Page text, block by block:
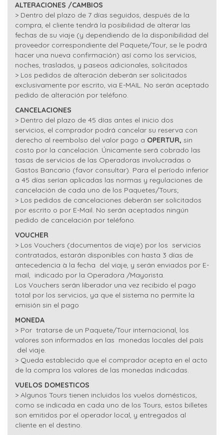
ALTERACIONES /CAMBIOS
> Dentro del plazo de 7 días seguidos, después de la
compra, el cliente tendrá la posibilidad de alterar las
fechas de su viaje (y dependiendo de la disponibilidad del
proveedor correspondiente del Paquete/Tour, se le podrá
hacer una nueva confirmación) así como los servicios,
noches, traslados, y paseos adicionales, solicitados
> Los pedidos de alteración deberán ser solicitados
exclusivamente por escrito, via E-MAIL. No serán aceptado
pedido de alteración por teléfono.
CANCELACIONES
> Dentro del plazo de 45 días antes el inicio dos
servicios, el comprador podrá cancelar su reserva con
derecho al reembolso del valor pago a OPERTUR, sin
costo por la cancelación. Únicamente será cobrado las
tasas de servicios de las Operadoras involucradas o
Gastos Bancario (favor consultar). Para el período inferior
a 45 días serían aplicadas las normas y regulaciones de
cancelación de cada uno de los Paquetes/Tours;
> Los pedidos de cancelaciones deberán ser solicitados
por escrito o por E-Mail. No serán aceptados ningún
pedido de cancelación por teléfono.
VOUCHER
> Los Vouchers (documentos de viaje) por los servicios
contratados, estarán disponibles con hasta 3 días de
antecedencia à la fecha del viaje, y serán enviados por E-
mail, indicado por la Operadora /Mayorista.
Los Vouchers serán liberador una vez recibido el pago
total por los servicios, ya que el sistema no permite la
emisión sin el pago
MONEDA
> Por tratarse de un Paquete/Tour internacional, los
valores son informados en las monedas locales del país
del viaje.
> Queda establecido que el comprador acepta en el acto
de la compra los valores de las monedas indicadas.
VUELOS DOMESTICOS
> Algunos Tours tienen incluidos los vuelos domésticos,
como se indicada en cada uno de los Tours, estos billetes
son emitidos por el operador local, y entregados al
cliente en el destino.